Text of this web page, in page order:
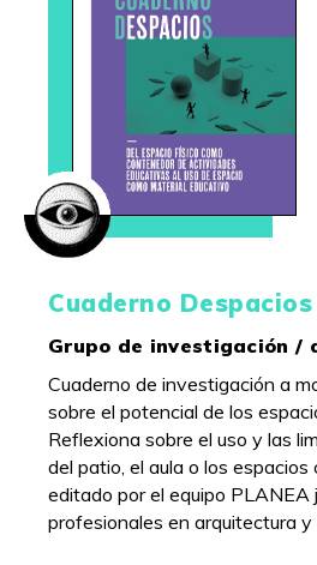
Cuaderno Despacios
Grupo de investigación /
Cuaderno de investigación a
sobre el potencial de los
Reflexiona sobre el uso y las
del patio, el aula o los
editado por el equipo PLANEA
profesionales en arquitectura y